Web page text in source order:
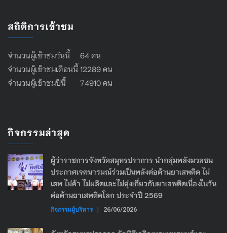
สถิติการเข้าชม
จำนวนผู้เข้าชมวันนี้ 64 คน
จำนวนผู้เข้าชมเดือนนี้ 12289 คน
จำนวนผู้เข้าชมปีนี้ 74910 คน
กิจกรรมล่าสุด
ผู้ว่าราชการจังหวัดสมุทรปราการ นำกลุ่มพลังมวลชน
ประกาศเจตนารมณ์ร่วมเป็นพลังต่อต้านยาเสพติด ไม่
เสพ ไม่ค้า ไม่ผลิตและไม่ยุ่งเกี่ยวกับยาเสพติดเนื่องในวัน
ต่อต้านยาเสพติดโลก ประจำปี 2569
กิจกรรมผู้บริหาร | 26/06/2026